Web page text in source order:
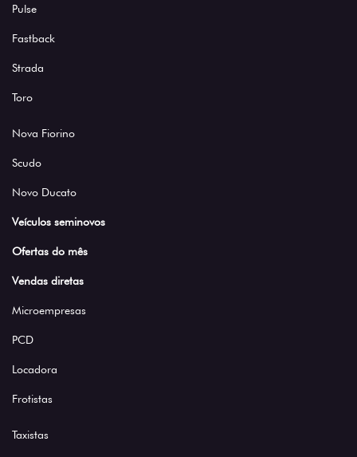
Pulse
Fastback
Strada
Toro
Nova Fiorino
Scudo
Novo Ducato
Veículos seminovos
Ofertas do mês
Vendas diretas
Microempresas
PCD
Locadora
Frotistas
Taxistas